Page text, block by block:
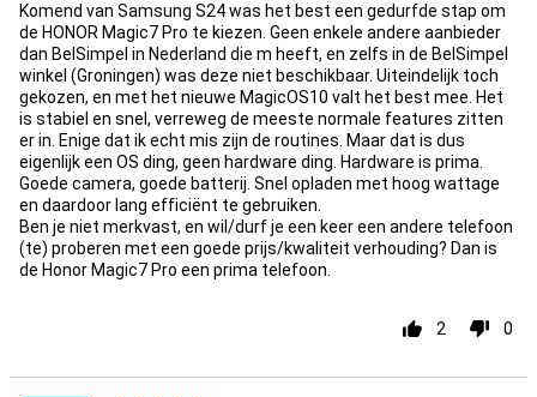
Komend van Samsung S24 was het best een gedurfde stap om
de HONOR Magic7 Pro te kiezen. Geen enkele andere aanbieder
dan BelSimpel in Nederland die m heeft, en zelfs in de BelSimpel
winkel (Groningen) was deze niet beschikbaar. Uiteindelijk toch
gekozen, en met het nieuwe MagicOS10 valt het best mee. Het
is stabiel en snel, verreweg de meeste normale features zitten
er in. Enige dat ik echt mis zijn de routines. Maar dat is dus
eigenlijk een OS ding, geen hardware ding. Hardware is prima.
Goede camera, goede batterij. Snel opladen met hoog wattage
en daardoor lang efficiënt te gebruiken.
Ben je niet merkvast, en wil/durf je een keer een andere telefoon
(te) proberen met een goede prijs/kwaliteit verhouding? Dan is
de Honor Magic7 Pro een prima telefoon.
2 0